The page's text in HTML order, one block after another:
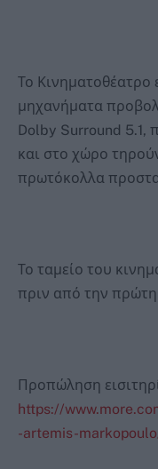
Το Κινηματοθέατρο
μηχανήματα
Dolby Surround 5.1,
και στο χώρο
πρωτόκολλα
Το ταμείο του
πριν από την
Προπώληση
https://
-artemis-